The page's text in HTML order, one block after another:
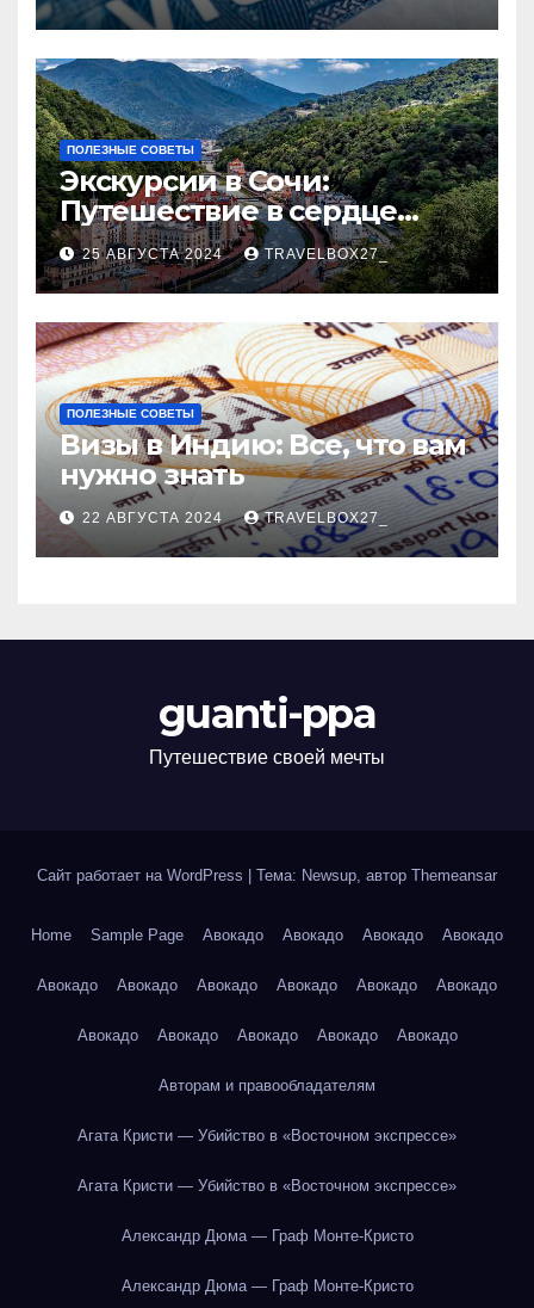
ПОЛЕЗНЫЕ СОВЕТЫ
Экскурсии в Сочи:
Путешествие в сердце
Черноморского курорта
25 АВГУСТА 2024 TRAVELBOX27_
ПОЛЕЗНЫЕ СОВЕТЫ
Визы в Индию: Все, что вам
нужно знать
22 АВГУСТА 2024 TRAVELBOX27_
guanti-ppa
Путешествие своей мечты
Сайт работает на WordPress Тема: Newsup, автор Themeansar
Home Sample Page Авокадо Авокадо Авокадо Авокадо
Авокадо Авокадо Авокадо Авокадо Авокадо Авокадо
Авокадо Авокадо Авокадо Авокадо Авокадо
Авторам и правообладателям
Агата Кристи — Убийство в «Восточном экспрессе»
Агата Кристи — Убийство в «Восточном экспрессе»
Александр Дюма — Граф Монте-Кристо
Александр Дюма — Граф Монте-Кристо